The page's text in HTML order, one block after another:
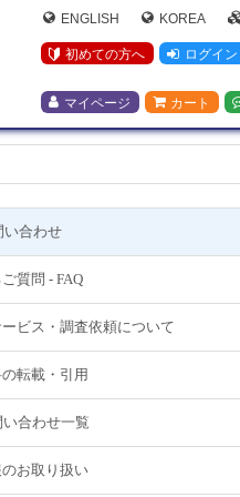
ENGLISH KOREA
初めての方へ ログイ
マイページ カート
い合わせ
質問 - FAQ
ビス・調査依頼について
転載・引用
合わせ一覧
お取り扱い